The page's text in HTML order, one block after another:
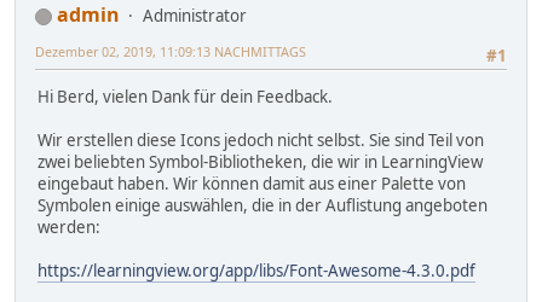
admin
Administrator
#1
Dezember 02, 2019, 11:09:13 NACHMITTAGS
Hi Berd, vielen Dank für dein Feedback.
Wir erstellen diese Icons jedoch nicht selbst. Sie sind Teil von
zwei beliebten Symbol-Bibliotheken, die wir in LearningView
eingebaut haben. Wir können damit aus einer Palette von
Symbolen einige auswählen, die in der Auflistung angeboten
werden:
https://learningview.org/app/libs/Font-Awesome-4.3.0.pdf